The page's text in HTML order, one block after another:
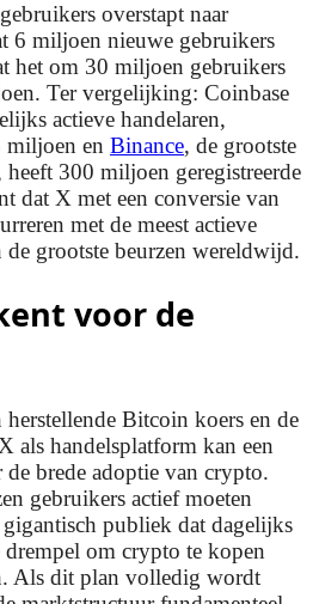
overstapt naar
6 miljoen nieuwe gebruikers
het om 30 miljoen gebruikers
Ter vergelijking: Coinbase
actieve handelaren,
miljoen en Binance, de grootste
300 miljoen geregistreerde
dat X met een conversie van
met de meest actieve
de grootste beurzen wereldwijd.
voor de
Bitcoin koers en de
als handelsplatform kan een
brede adoptie van crypto.
gebruikers actief moeten
publiek dat dagelijks
om crypto te kopen
Als dit plan volledig wordt